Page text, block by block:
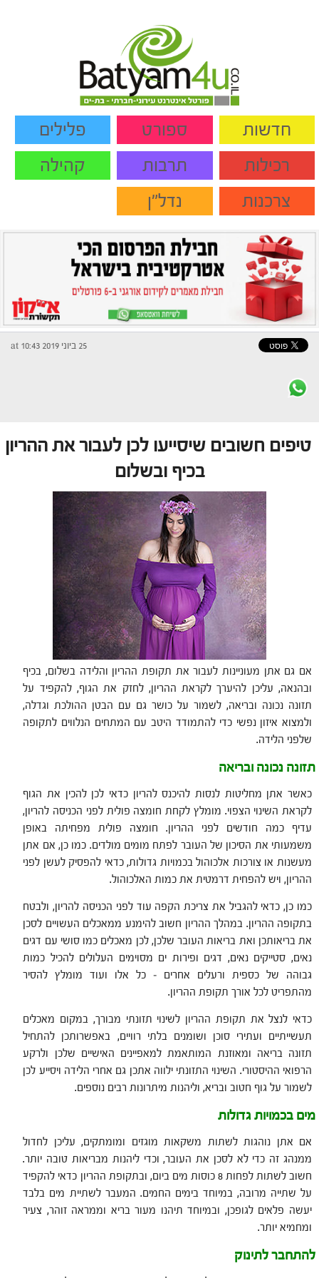
חדשות ספורט
פלילים
רכילות
תרבות
קהילה
צרכנות
נדל"ן
25 ביוני 2019 at 10:43
טיפים חשובים שיסייעו לכן לעבור את ההריון
בכיף ובשלום
אם גם אתן מעוניינות לעבור את תקופת ההריון והלידה בשלום, בכיף
ובהנאה, עליכן להיערך לקראת ההריון, לחזק את הגוף, להקפיד על
תזונה נכונה ובריאה, לשמור על כושר גם עם הבטן ההולכת וגדלה,
ולמצוא איזון נפשי כדי להתמודד היטב עם המתחים הנלווים לתקופה
שלפני הלידה.
תזונה נכונה ובריאה
כאשר אתן מחליטות לנסות להיכנס להריון כדאי לכן להכין את הגוף
לקראת השינוי הצפוי. מומלץ לקחת חומצה פולית לפני הכניסה להריון,
עדיף כמה חודשים לפני ההריון. חומצה פולית מפחיתה באופן
משמעותי את הסיכון של העובר לפתח מומים מולדים. כמו כן, אם אתן
מעשנות או צורכות אלכוהול בכמויות גדולות, כדאי להפסיק לעשן לפני
ההריון, ויש להפחית דרמטית את כמות האלכוהול.
כמו כן, כדאי להגביל את צריכת הקפה עוד לפני הכניסה להריון, ולבטח
בתקופה ההריון. במהלך ההריון חשוב להימנע ממאכלים העשויים לסכן
את בריאותכן ואת בריאות העובר שלכן, לכן מאכלים כמו סושי עם דגים
נאים, סטייקים נאים, דגים ופירות ים מסוימים העלולים להכיל כמות
גבוהה של כספית ורעלים אחרים – כל אלו ועוד מומלץ להסיר
מהתפריט לכל אורך תקופת ההריון.
כדאי לנצל את תקופת ההריון לשינוי תזונתי מבורך, במקום מאכלים
תעשייתיים ועתירי סוכן ושומנים בלתי רוויים, באפשרותכן להתחיל
תזונה בריאה ומאוזנת המותאמת למאפיינים האישיים שלכן ולרקע
הרפואי ההיסטורי. השינוי התזונתי ילווה אתכן גם אחרי הלידה ויסייע לכן
לשמור על גוף חטוב ובריא, וליהנות מיתרונות רבים נוספים.
מים בכמויות גדולות
אם אתן נוהגות לשתות משקאות מוגזים ומומתקים, עליכן לחדול
ממנהג זה כדי לא לסכן את העובר, וכדי ליהנות מבריאות טובה יותר.
חשוב לשתות לפחות 8 כוסות מים ביום, ובתקופת ההריון כדאי להקפיד
על שתייה מרובה, במיוחד בימים החמים. המעבר לשתיית מים בלבד
יעשה פלאים לגופכן, ובמיוחד תיהנו מעור בריא וממראה זוהר, צעיר
ומחמיא יותר.
להתחבר לתינוק